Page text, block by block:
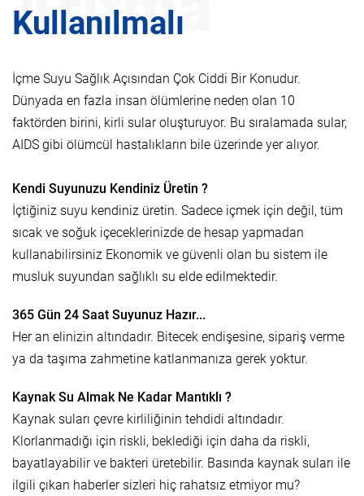
Kullanılmalı
İçme Suyu Sağlık Açısından Çok Ciddi Bir Konudur.
Dünyada en fazla insan ölümlerine neden olan 10
faktörden birini, kirli sular oluşturuyor. Bu sıralamada sular,
AIDS gibi ölümcül hastalıkların bile üzerinde yer alıyor.
Kendi Suyunuzu Kendiniz Üretin ?
İçtiğiniz suyu kendiniz üretin. Sadece içmek için değil, tüm
sıcak ve soğuk içeceklerinizde de hesap yapmadan
kullanabilirsiniz Ekonomik ve güvenli olan bu sistem ile
musluk suyundan sağlıklı su elde edilmektedir.
365 Gün 24 Saat Suyunuz Hazır...
Her an elinizin altındadır. Bitecek endişesine, sipariş verme
ya da taşıma zahmetine katlanmanıza gerek yoktur.
Kaynak Su Almak Ne Kadar Mantıklı ?
Kaynak suları çevre kirliliğinin tehdidi altındadır.
Klorlanmadığı için riskli, beklediği için daha da riskli,
bayatlayabilir ve bakteri üretebilir. Basında kaynak suları ile
ilgili çıkan haberler sizleri hiç rahatsız etmiyor mu?